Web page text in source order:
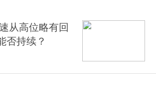
从高位略有回
否持续？